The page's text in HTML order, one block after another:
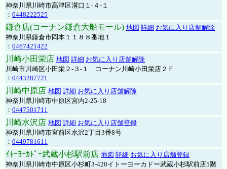
神奈川県川崎市高津区溝口１-４-１
： 0448222525
鎌倉店(コーナン鎌倉大船モール) 地図 詳細 お気に入り店舗解除
神奈川県鎌倉市岡本１１８８番地１
： 0467421422
川崎小田栄店 地図 詳細 お気に入り店舗解除
川崎市川崎区小田栄２‐３‐１ コーナン川崎小田栄店２Ｆ
： 0443287721
川崎中原店 地図 詳細 お気に入り店舗解除
神奈川県川崎市中原区宮内2-25-18
： 0447501711
川崎水沢店 地図 詳細 お気に入り店舗登録
神奈川県川崎市宮前区水沢2丁目3番8号
： 0449781611
ｲﾄｰﾖｰｶﾄﾞｰ武蔵小杉駅前店 地図 詳細 お気に入り店舗登録
神奈川県川崎市中原区小杉町3-420イトーヨーカドー武蔵小杉駅前店5階